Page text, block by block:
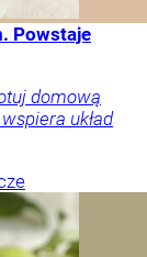
Powstaje
domową
układ